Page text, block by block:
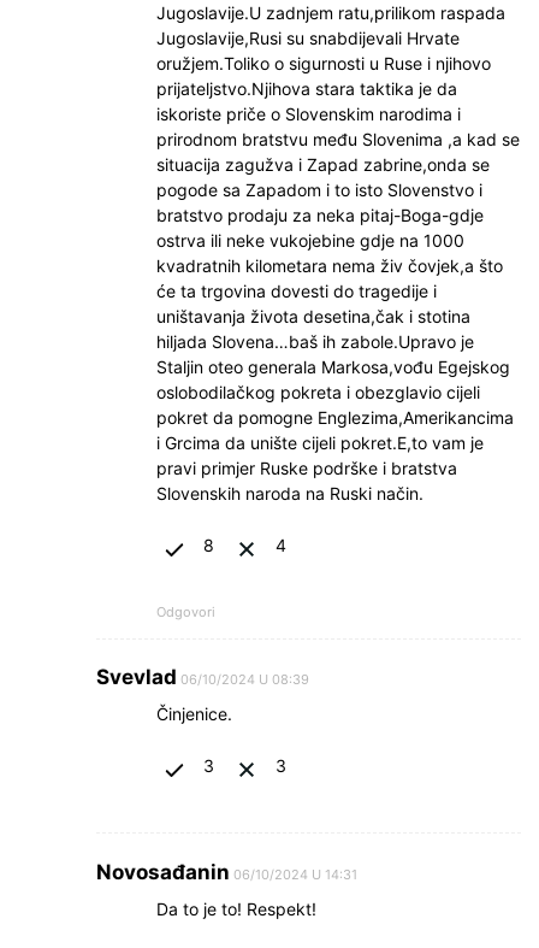
Jugoslavije.U zadnjem ratu,prilikom raspada
Jugoslavije,Rusi su snabdijevali Hrvate
oružjem.Toliko o sigurnosti u Ruse i njihovo
prijateljstvo.Njihova stara taktika je da
iskoriste priče o Slovenskim narodima i
prirodnom bratstvu među Slovenima ,a kad se
situacija zagužva i Zapad zabrine,onda se
pogode sa Zapadom i to isto Slovenstvo i
bratstvo prodaju za neka pitaj-Boga-gdje
ostrva ili neke vukojebine gdje na 1000
kvadratnih kilometara nema živ čovjek,a što
će ta trgovina dovesti do tragedije i
uništavanja života desetina,čak i stotina
hiljada Slovena…baš ih zabole.Upravo je
Staljin oteo generala Markosa,vođu Egejskog
oslobodilačkog pokreta i obezglavio cijeli
pokret da pomogne Englezima,Amerikancima
i Grcima da unište cijeli pokret.E,to vam je
pravi primjer Ruske podrške i bratstva
Slovenskih naroda na Ruski način.
8 4
Odgovori
Svevlad 06/10/2024 U 08:39
Činjenice.
3 3
Novosađanin 06/10/2024 U 14:31
Da to je to! Respekt!